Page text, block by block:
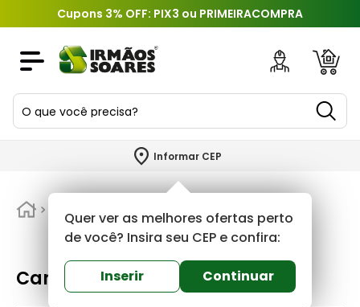
Cupons 3% OFF: PIX3 ou PRIMEIRACOMPRA
O que você precisa?
TERMOS MAIS BUSCADOS
2º
porta
revestimento
argamassa
Informar CEP
Quer ver as melhores ofertas perto
de você? Insira seu CEP e confira:
Inserir Continuar
Hidráulica Canos
Canos